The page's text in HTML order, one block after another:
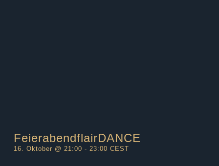
FeierabendflairDANCE
16. Oktober @ 21:00 - 23:00 CEST